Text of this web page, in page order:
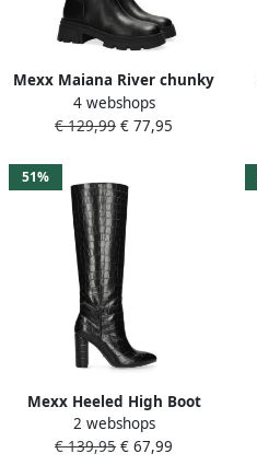
Mexx Maiana River chunky
hoge laarzen zwart
4 webshops
€ 129,99 € 77,95
51%
Mexx Heeled High Boot
Krystal Indy Black Dames
2 webshops
€ 139,95 € 67,99